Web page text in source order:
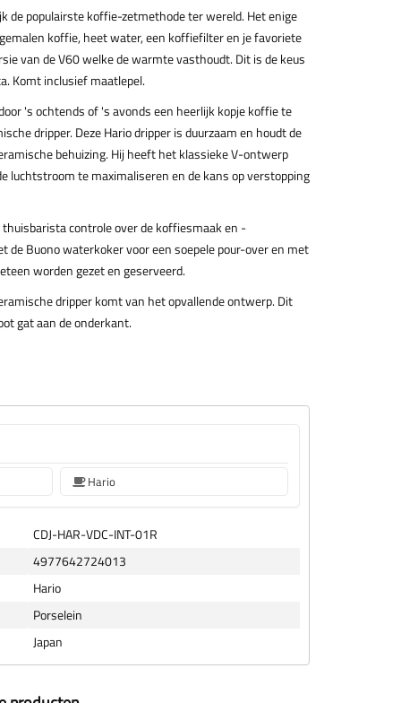
de populairste koffie-zetmethode ter wereld. Het enige
koffie, heet water, een koffiefilter en je favoriete
van de V60 welke de warmte vasthoudt. Dit is de keus
Komt inclusief maatlepel.
's ochtends of 's avonds een heerlijk kopje koffie te
dripper. Deze Hario dripper is duurzaam en houdt de
behuizing. Hij heeft het klassieke V-ontwerp
luchtstroom te maximaliseren en de kans op verstopping
controle over de koffiesmaak en -
de Buono waterkoker voor een soepele pour-over en met
worden gezet en geserveerd.
dripper komt van het opvallende ontwerp. Dit
gat aan de onderkant.
Hario
CDJ-HAR-VDC-INT-01R
4977642724013
Hario
Porselein
Japan